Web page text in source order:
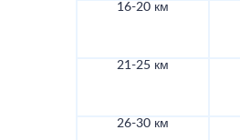
16-20 км
21-25 км
26-30 км